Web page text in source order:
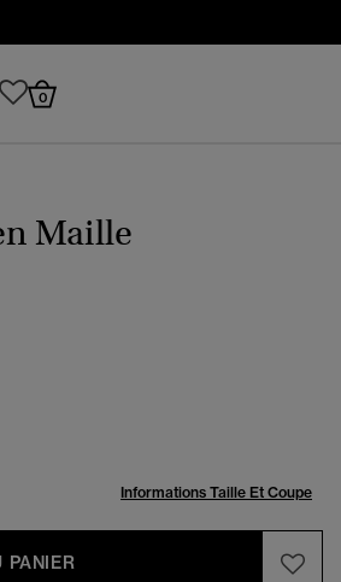
0
Maille
Informations Taille Et Coupe
PANIER